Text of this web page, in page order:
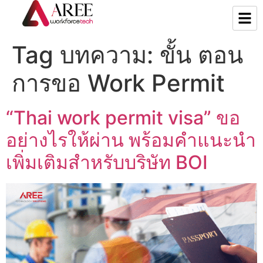
Tag บทความ: ขั้น ตอน
การขอ Work Permit
“Thai work permit visa” ขอ
อย่างไรให้ผ่าน พร้อมคำแนะนำ
เพิ่มเติมสำหรับบริษัท BOI